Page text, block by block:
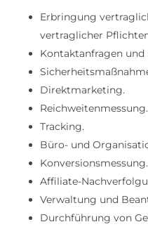
Erbringung
vertraglicher
Kontaktanfragen
Direktmarketing.
Reichweitenmessung.
Tracking.
Büro- und
Konversionsmessung.
Affiliate-
Verwaltung und
Durchführung von